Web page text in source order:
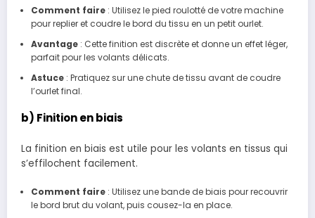
Comment faire: Utilisez le pied roulotté de votre machine
pour replier et coudre le bord du tissu en un petit ourlet.
Avantage: Cette finition est discrète et donne un effet léger,
parfait pour les volants délicats.
Astuce: Pratiquez sur une chute de tissu avant de coudre
l’ourlet final.
b) Finition en biais
La finition en biais est utile pour les volants en tissus qui
s’effilochent facilement.
Comment faire: Utilisez une bande de biais pour recouvrir
le bord brut du volant, puis cousez-la en place.